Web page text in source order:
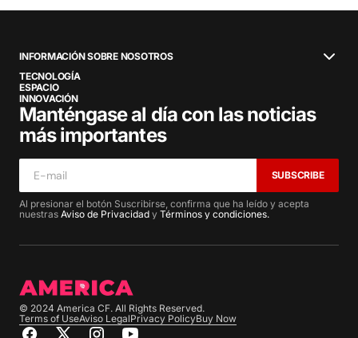
INFORMACIÓN SOBRE NOSOTROS
TECNOLOGÍA
ESPACIO
INNOVACIÓN
Manténgase al día con las noticias
más importantes
SUBSCRIBE
Al presionar el botón Suscribirse, confirma que ha leído y acepta
nuestras Aviso de Privacidad y Términos y condiciones.
© 2024 America CF. All Rights Reserved.
Terms of UseAviso LegalPrivacy PolicyBuy Now